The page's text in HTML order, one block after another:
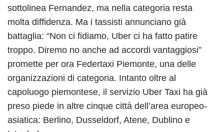
sottolinea Fernandez, ma nella categoria resta
molta diffidenza. Ma i tassisti annunciano già
battaglia: “Non ci fidiamo, Uber ci ha fatto patire
troppo. Diremo no anche ad accordi vantaggiosi”
promette per ora Federtaxi Piemonte, una delle
organizzazioni di categoria. Intanto oltre al
capoluogo piemontese, il servizio Uber Taxi ha già
preso piede in altre cinque città dell’area europeo-
asiatica: Berlino, Dusseldorf, Atene, Dublino e